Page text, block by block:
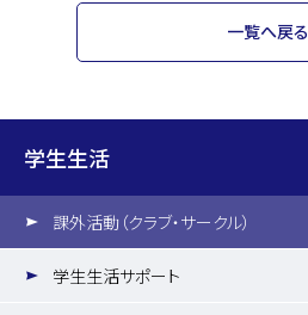
一覧へ戻る
学生生活
課外活動（クラブ・サークル）
学生生活サポート